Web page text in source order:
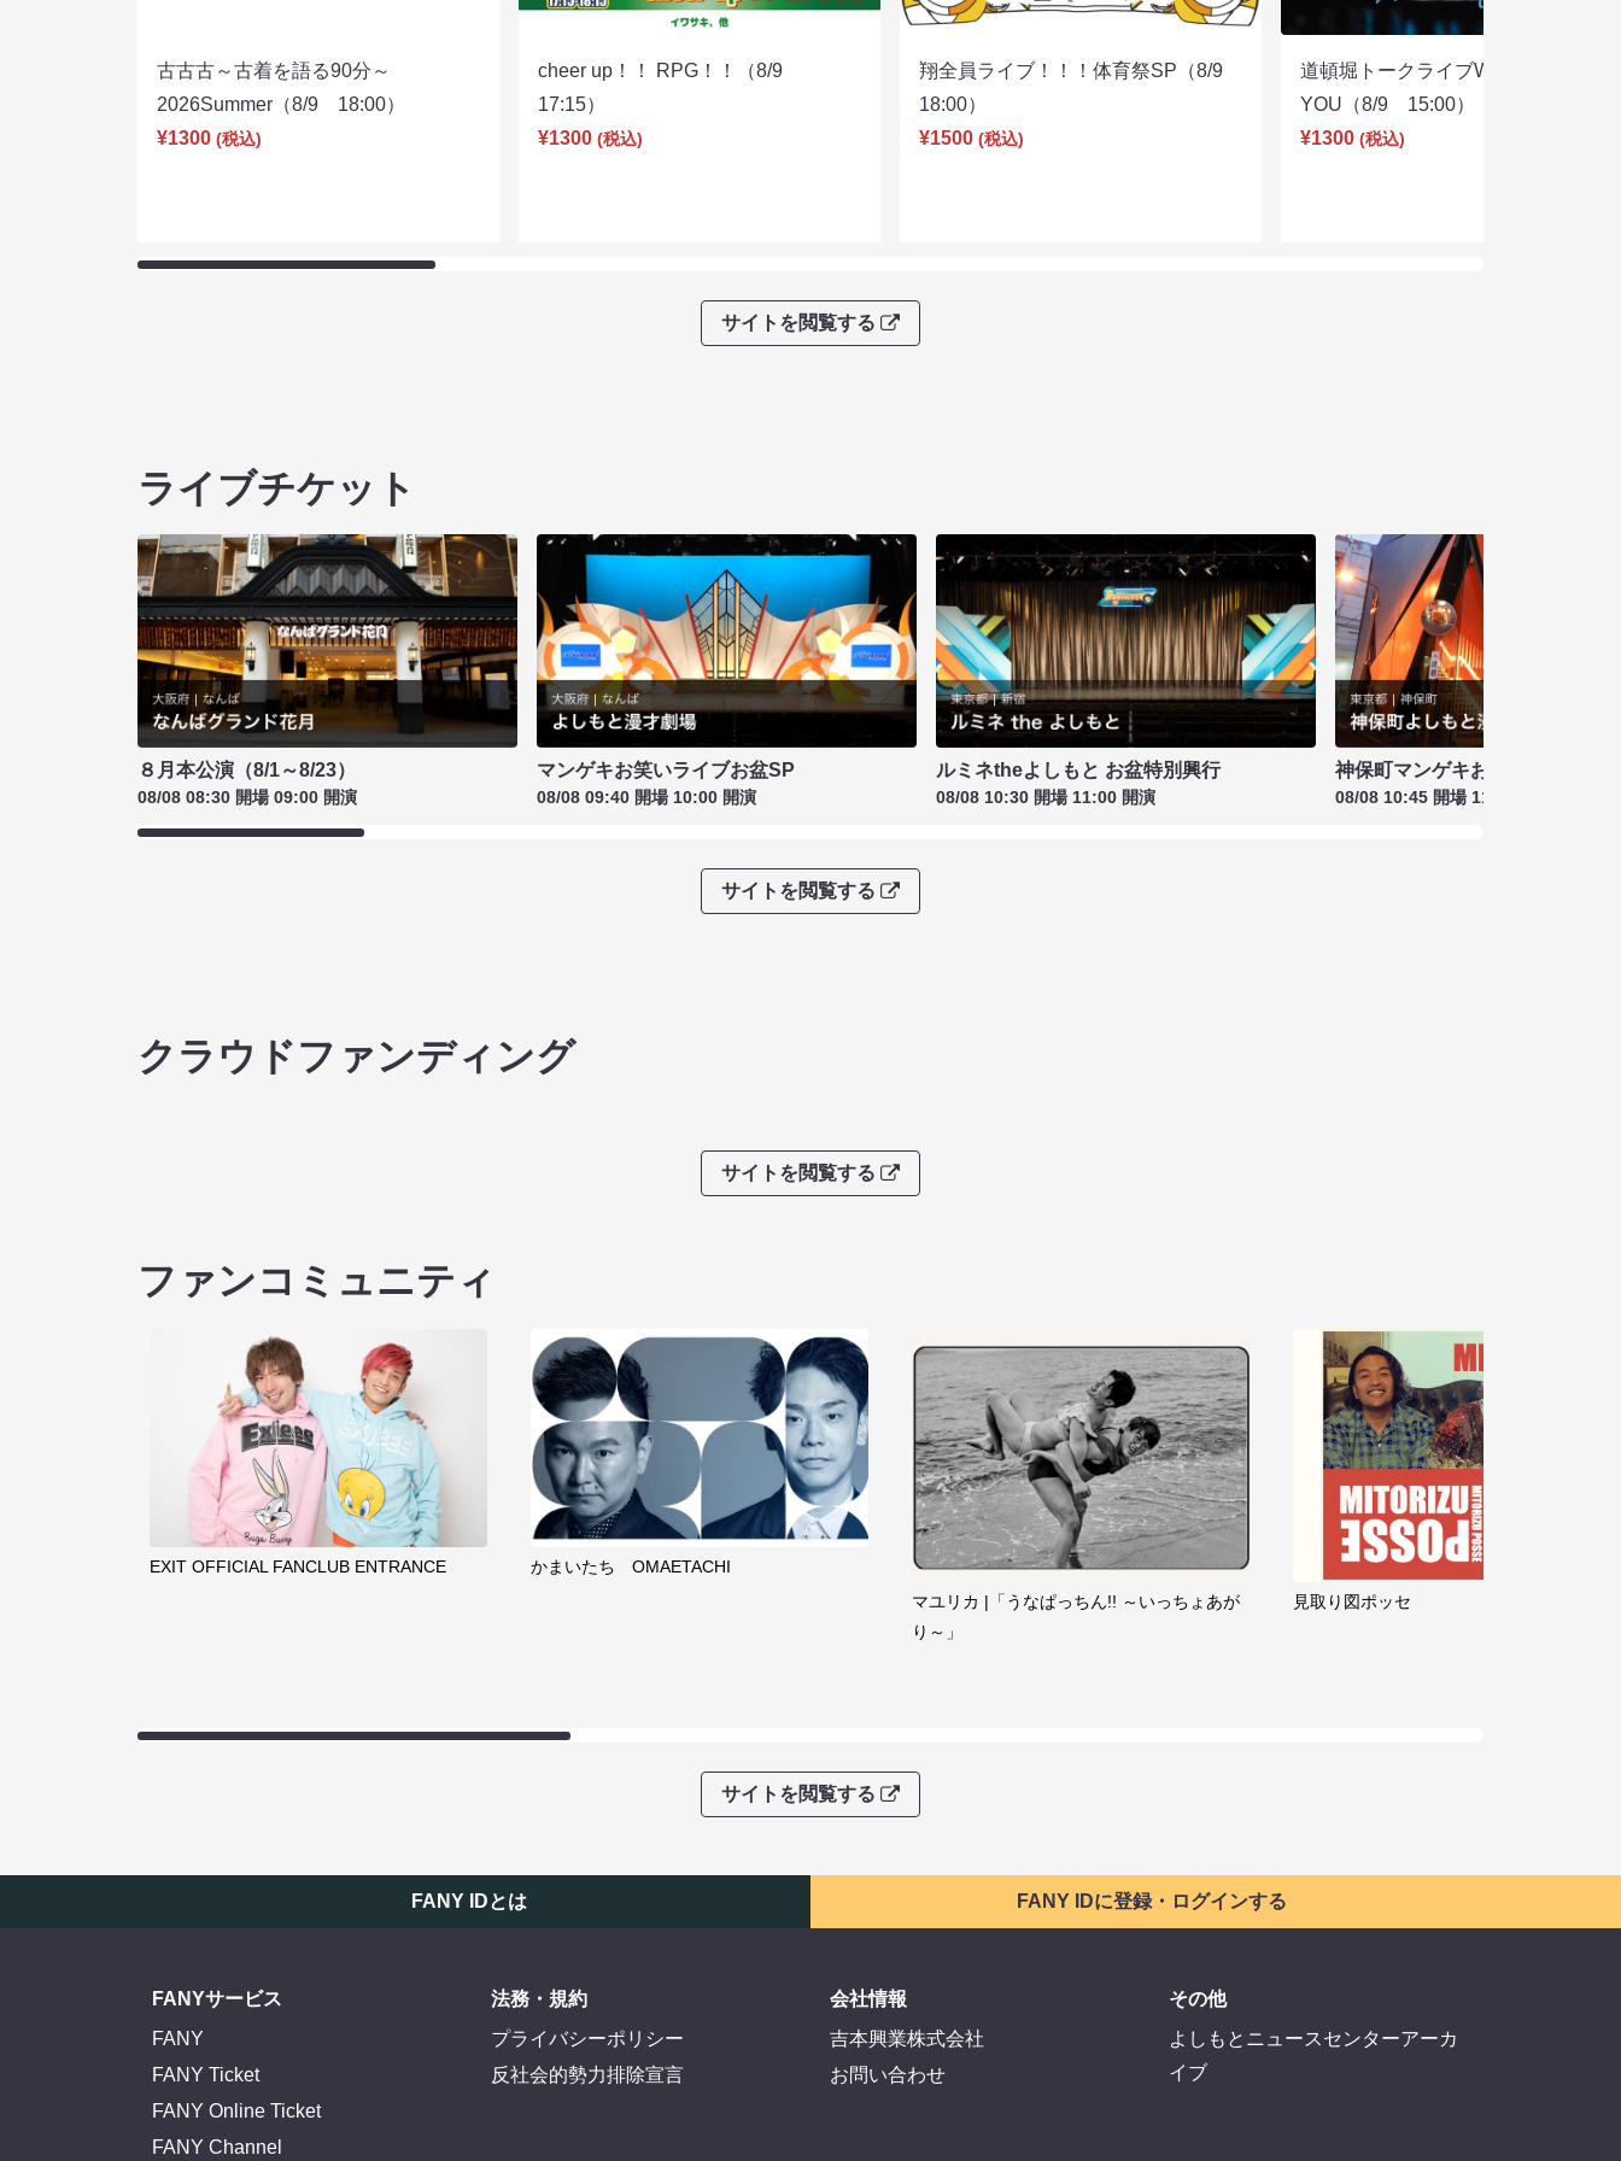
古古古～古着を語る90分～
2026Summer（8/9 18:00）
¥1300 (税込)
cheer up！！ RPG！！（8/9
17:15）
¥1300 (税込)
翔全員ライブ！！！体育祭SP（8/9
18:00）
¥1500 (税込)
道頓堀トークライブWITH
YOU（8/9 15:00）
¥1300 (税込)
サイトを閲覧する
ライブチケット
８月本公演（8/1～8/23）
08/08 08:30 開場 09:00 開演
マンゲキお笑いライブお盆SP
08/08 09:40 開場 10:00 開演
ルミネtheよしもと お盆特別興行
08/08 10:30 開場 11:00 開演
神保町マンゲキお笑いライブ お
08/08 10:45 開場 11:00 開演
サイトを閲覧する
クラウドファンディング
サイトを閲覧する
ファンコミュニティ
EXIT OFFICIAL FANCLUB ENTRANCE
かまいたち OMAETACHI
マユリカ |「うなぱっちん!! ～いっちょあが
り～」
見取り図ポッセ
サイトを閲覧する
FANY IDとは FANY IDに登録・ログインする
FANYサービス
FANY
FANY Ticket
FANY Online Ticket
FANY Channel
法務・規約
プライバシーポリシー
反社会的勢力排除宣言
会社情報
吉本興業株式会社
お問い合わせ
その他
よしもとニュースセンターアーカ
イブ